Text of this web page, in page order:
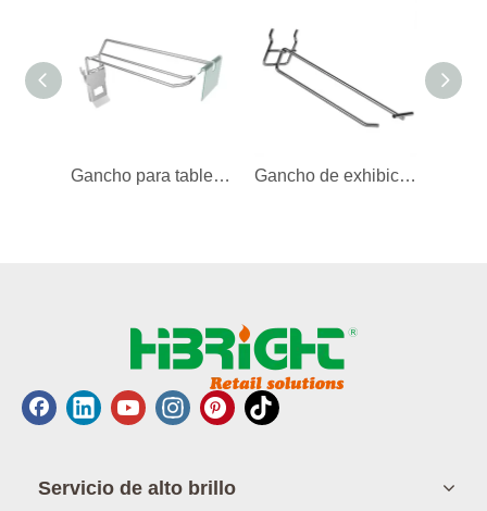
Gancho para tablero perforado con portaetiquetas Gancho de exhibición de tablero perforado de doble línea
Servicio de alto brillo